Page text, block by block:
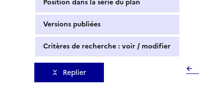
Position dans la série du plan
Versions publiées
Critères de recherche : voir / modifier
Replier